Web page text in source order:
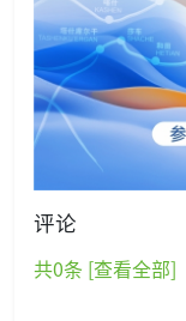
评论
共0条 [查看全部]